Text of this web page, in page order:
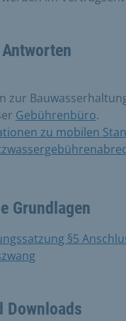
zur
Gebührenbüro.
zu mobilen
Grundlagen
§5
Downloads